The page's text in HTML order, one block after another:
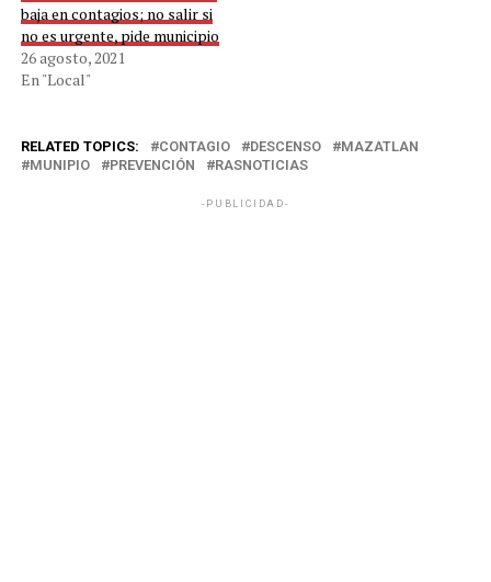
baja en contagios; no salir si
no es urgente, pide municipio
26 agosto, 2021
En "Local"
RELATED TOPICS: CONTAGIO DESCENSO
MAZATLAN
MUNIPIO
PREVENCIÓN RASNOTICIAS
-PUBLICIDAD-